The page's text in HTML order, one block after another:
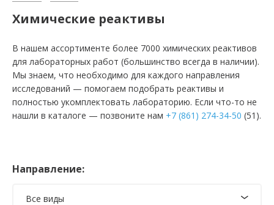
Химические реактивы
В нашем ассортименте более 7000 химических реактивов
для лабораторных работ (большинство всегда в наличии).
Мы знаем, что необходимо для каждого направления
исследований — помогаем подобрать реактивы и
полностью укомплектовать лабораторию. Если что-то не
нашли в каталоге — позвоните нам +7 (861) 274-34-50 (51).
Направление:
Все виды